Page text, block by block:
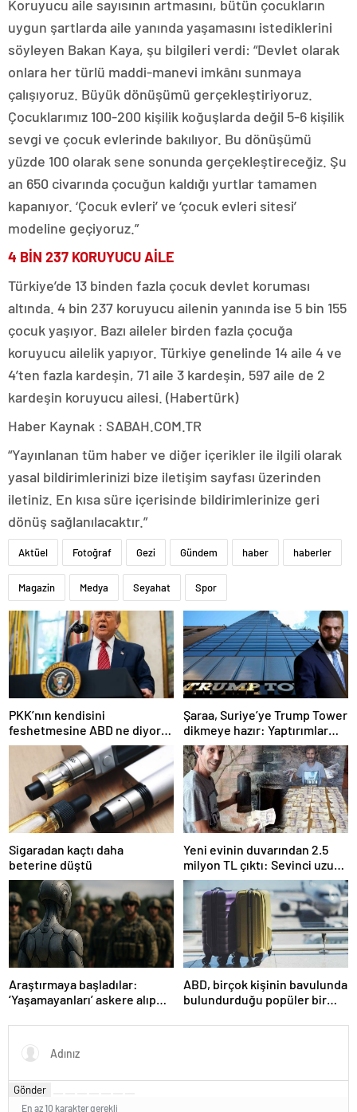
Koruyucu aile sayısının artmasını, bütün çocukların
uygun şartlarda aile yanında yaşamasını istediklerini
söyleyen Bakan Kaya, şu bilgileri verdi: “Devlet olarak
onlara her türlü maddi-manevi imkânı sunmaya
çalışıyoruz. Büyük dönüşümü gerçekleştiriyoruz.
Çocuklarımız 100-200 kişilik koğuşlarda değil 5-6 kişilik
sevgi ve çocuk evlerinde bakılıyor. Bu dönüşümü
yüzde 100 olarak sene sonunda gerçekleştireceğiz. Şu
an 650 civarında çocuğun kaldığı yurtlar tamamen
kapanıyor. ‘Çocuk evleri’ ve ‘çocuk evleri sitesi’
modeline geçiyoruz.”
4 BİN 237 KORUYUCU AİLE
Türkiye’de 13 binden fazla çocuk devlet koruması
altında. 4 bin 237 koruyucu ailenin yanında ise 5 bin 155
çocuk yaşıyor. Bazı aileler birden fazla çocuğa
koruyucu ailelik yapıyor. Türkiye genelinde 14 aile 4 ve
4’ten fazla kardeşin, 71 aile 3 kardeşin, 597 aile de 2
kardeşin koruyucu ailesi. (Habertürk)
Haber Kaynak : SABAH.COM.TR
“Yayınlanan tüm haber ve diğer içerikler ile ilgili olarak
yasal bildirimlerinizi bize iletişim sayfası üzerinden
iletiniz. En kısa süre içerisinde bildirimlerinize geri
dönüş sağlanılacaktır.”
Aktüel Fotoğraf Gezi Gündem haber haberler
Magazin Medya Seyahat Spor
PKK’nın kendisini
feshetmesine ABD ne diyor?
İlk açıklama
Şaraa, Suriye’ye Trump Tower
dikmeye hazır: Yaptırımlar
bitsin yeter
Sigaradan kaçtı daha
beterine düştü
Yeni evinin duvarından 2.5
milyon TL çıktı: Sevinci uzun
sürmedi
Araştırmaya başladılar:
‘Yaşamayanları’ askere alıp
ABD, birçok kişinin bavulunda
bulundurduğu popüler bir
Gönder
En az 10 karakter gerekli